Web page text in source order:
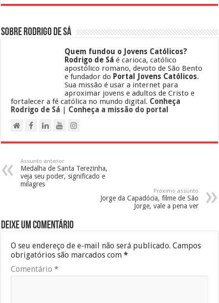
Sobre Rodrigo de Sá
Quem fundou o Jovens Católicos?
Rodrigo de Sá é carioca, católico
apostólico romano, devoto de São Bento
e fundador do Portal Jovens Católicos.
Sua missão é usar a internet para
aproximar jovens e adultos de Cristo e
fortalecer a fé católica no mundo digital. Conheça
Rodrigo de Sá | Conheça a missão do portal
Assunto anterior
Medalha de Santa Terezinha,
veja seu poder, significado e
milagres
Próximo assunto
Jorge da Capadócia, filme de São
Jorge, vale a pena ver
Deixe um comentário
O seu endereço de e-mail não será publicado. Campos
obrigatórios são marcados com*
Comentário*